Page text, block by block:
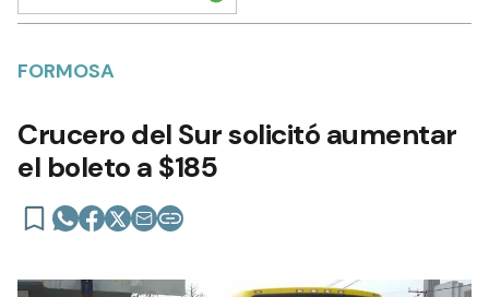
FORMOSA
Crucero del Sur solicitó aumentar
el boleto a $185